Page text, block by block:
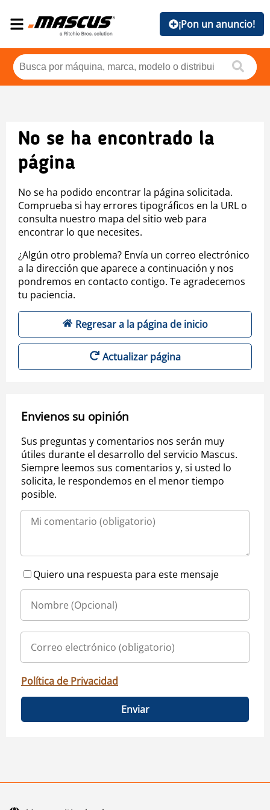
¡Pon un anuncio!
No se ha encontrado la
página
No se ha podido encontrar la página solicitada.
Comprueba si hay errores tipográficos en la URL o
consulta nuestro mapa del sitio web para
encontrar lo que necesites.
¿Algún otro problema? Envía un correo electrónico
a la dirección que aparece a continuación y nos
pondremos en contacto contigo. Te agradecemos
tu paciencia.
Regresar a la página de inicio
Actualizar página
Envienos su opinión
Sus preguntas y comentarios nos serán muy
útiles durante el desarrollo del servicio Mascus.
Siempre leemos sus comentarios y, si usted lo
solicita, le respondemos en el menor tiempo
posible.
Quiero una respuesta para este mensaje
Política de Privacidad
Enviar